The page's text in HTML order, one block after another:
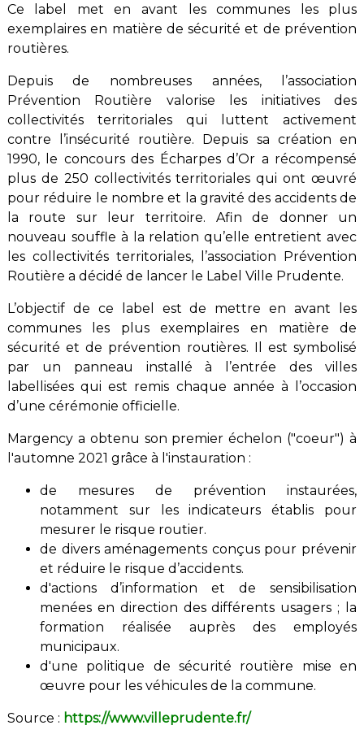
Ce label met en avant les communes les plus
exemplaires en matière de sécurité et de prévention
routières.
Depuis de nombreuses années, l’association
Prévention Routière valorise les initiatives des
collectivités territoriales qui luttent activement
contre l’insécurité routière. Depuis sa création en
1990, le concours des Écharpes d’Or a récompensé
plus de 250 collectivités territoriales qui ont œuvré
pour réduire le nombre et la gravité des accidents de
la route sur leur territoire. Afin de donner un
nouveau souffle à la relation qu’elle entretient avec
les collectivités territoriales, l’association Prévention
Routière a décidé de lancer le Label Ville Prudente.
L’objectif de ce label est de mettre en avant les
communes les plus exemplaires en matière de
sécurité et de prévention routières. Il est symbolisé
par un panneau installé à l’entrée des villes
labellisées qui est remis chaque année à l’occasion
d’une cérémonie officielle.
Margency a obtenu son premier échelon ("coeur") à
l'automne 2021 grâce à l'instauration :
de mesures de prévention instaurées,
notamment sur les indicateurs établis pour
mesurer le risque routier.
de divers aménagements conçus pour prévenir
et réduire le risque d’accidents.
d'actions d’information et de sensibilisation
menées en direction des différents usagers ; la
formation réalisée auprès des employés
municipaux.
d'une politique de sécurité routière mise en
œuvre pour les véhicules de la commune.
Source : https://www.villeprudente.fr/